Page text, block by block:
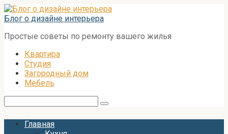
Перейти
к
Блог о дизайне интерьера
Простые советы по ремонту вашего жилья
Квартира
Студия
Загородный дом
Мебель
Главная